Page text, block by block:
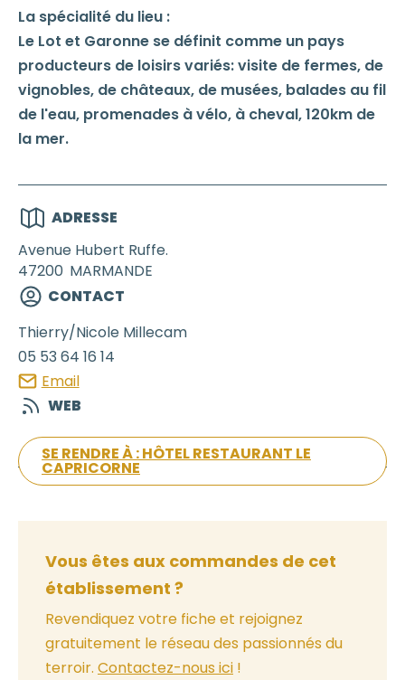
La spécialité du lieu :
Le Lot et Garonne se définit comme un pays
producteurs de loisirs variés: visite de fermes, de
vignobles, de châteaux, de musées, balades au fil
de l'eau, promenades à vélo, à cheval, 120km de
la mer.
ADRESSE
Avenue Hubert Ruffe.
47200 MARMANDE
CONTACT
Thierry/Nicole Millecam
05 53 64 16 14
Email
WEB
SE RENDRE À : HÔTEL RESTAURANT LE
CAPRICORNE
Vous êtes aux commandes de cet
établissement ?
Revendiquez votre fiche et rejoignez
gratuitement le réseau des passionnés du
terroir. Contactez-nous ici !